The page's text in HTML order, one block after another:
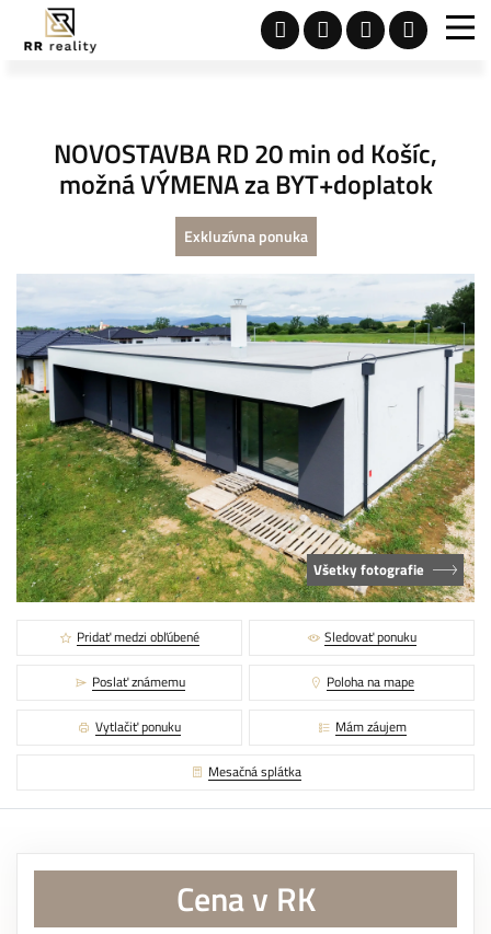
NOVOSTAVBA RD 20 min od Košíc,
možná VÝMENA za BYT+doplatok
Exkluzívna ponuka
Všetky fotografie
Pridať medzi obľúbené Sledovať ponuku
Poslať známemu Poloha na mape
Vytlačiť ponuku Mám záujem
Mesačná splátka
Cena v RK